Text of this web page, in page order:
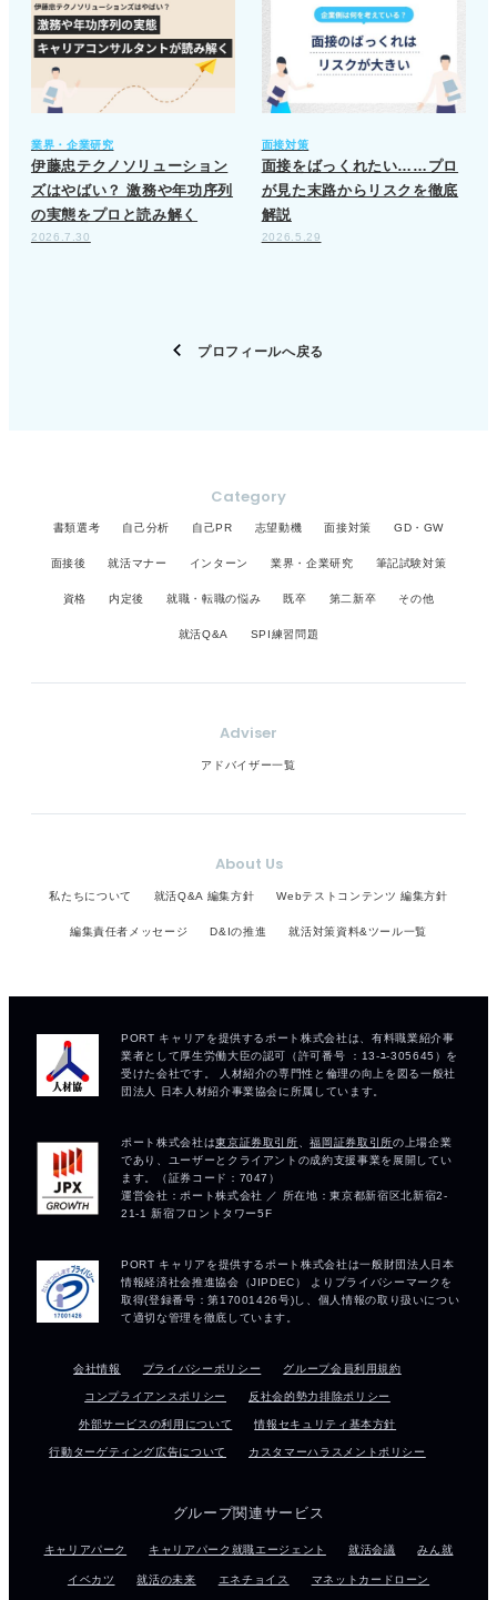
業界・企業研究
伊藤忠テクノソリューション
ズはやばい？ 激務や年功序列
の実態をプロと読み解く
2026.7.30
面接対策
面接をばっくれたい……プロ
が見た末路からリスクを徹底
解説
2026.5.29
プロフィールへ戻る
Category
書類選考 自己分析 自己PR 志望動機 面接対策 GD・GW
面接後 就活マナー インターン 業界・企業研究 筆記試験対策
資格 内定後 就職・転職の悩み 既卒 第二新卒 その他
就活Q&A SPI練習問題
Adviser
アドバイザー一覧
About Us
私たちについて 就活Q&A 編集方針 Webテストコンテンツ 編集方針
編集責任者メッセージ D&Iの推進 就活対策資料&ツール一覧
会社情報 プライバシーポリシー グループ会員利用規約
コンプライアンスポリシー 反社会的勢力排除ポリシー
外部サービスの利用について 情報セキュリティ基本方針
行動ターゲティング広告について カスタマーハラスメントポリシー